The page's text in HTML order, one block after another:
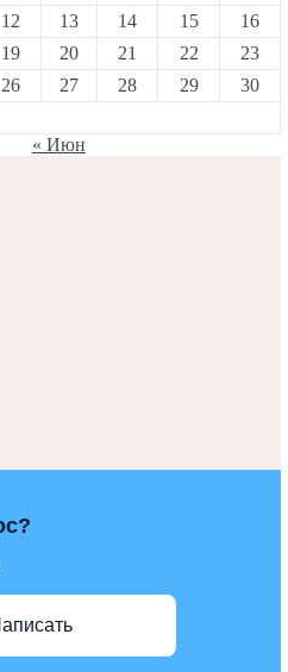
12 13 14 15
16
19 20 21 22
23
26 27 28 29
30
« Июн